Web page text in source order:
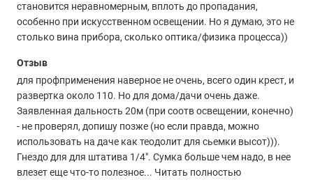
становится неравномерным, вплоть до пропадания,
особенно при искусственном освещении. Но я думаю, это не
столько вина прибора, сколько оптика/физика процесса))
Отзыв
для профприменения наверное не очень, всего один крест, и
развертка около 110. Но для дома/дачи очень даже.
Заявленная дальность 20м (при соотв освещении, конечно)
- не проверял, допишу позже (но если правда, можно
использовать на даче как теодолит для сьемки высот))).
Гнездо для для штатива 1/4". Сумка больше чем надо, в нее
влезет еще что-то полезное... Читать полностью